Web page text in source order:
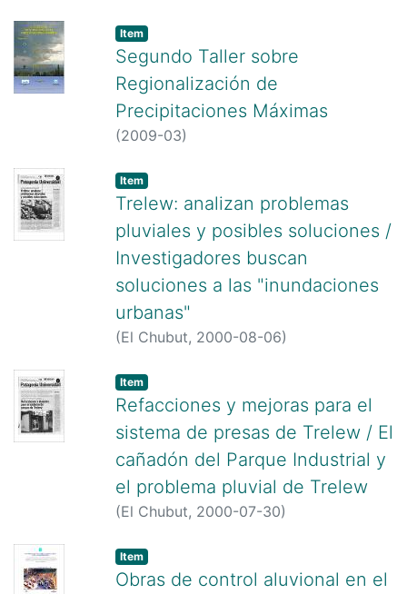
Item
Segundo Taller sobre
Regionalización de
Precipitaciones Máximas
(2009-03)
Item
Trelew: analizan problemas
pluviales y posibles soluciones /
Investigadores buscan
soluciones a las "inundaciones
urbanas"
(El Chubut, 2000-08-06)
Item
Refacciones y mejoras para el
sistema de presas de Trelew / El
cañadón del Parque Industrial y
el problema pluvial de Trelew
(El Chubut, 2000-07-30)
Item
Obras de control aluvional en el